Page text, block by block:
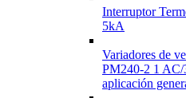
Interruptor
5kA
Variadores de
PM240-2 1
aplicación